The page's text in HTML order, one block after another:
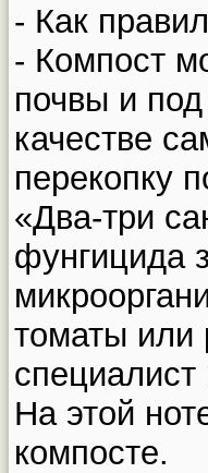
- Как
- Компост
почвы и
качестве
перекопку
«Два-три
фунгицида
томаты или
На этой
компосте.